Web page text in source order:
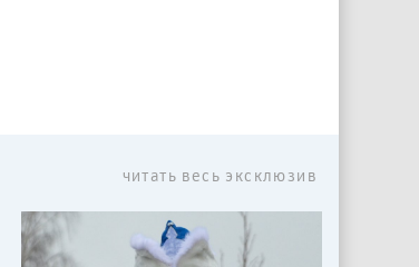
читать весь эксклюзив